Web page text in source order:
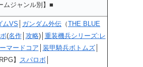
ムジャンル別】■
ムVS ガンダム外伝 （THE BLUE
(名作│ 攻略)│ 重装機兵シリーズ:レ
マードコア 装甲騎兵ボトムズ│
】
スパロボ